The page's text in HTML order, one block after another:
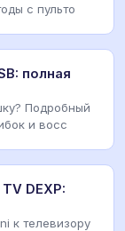
с пульто
полная
Подробный
и восс
DEXP:
к телевизору